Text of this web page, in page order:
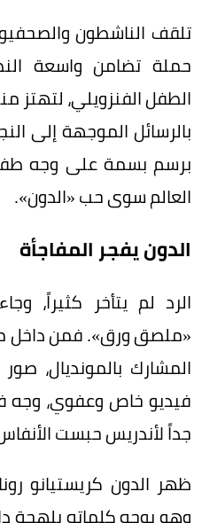
تلقف الناشطون
حملة تضامن واسعة
الطفل الفنزويلي،
بالرسائل الموجهة إلى
برسم بسمة على وجه
العالم سوى حب «الدون».
الدون يفجر المفاجأة
الرد لم يتأخر كثيراً،
«ملصق ورق». فمن داخل
المشارك بالمونديال،
فيديو خاص وعفوي، وجه
جداً لأندريس حبست
ظهر الدون كريستيانو